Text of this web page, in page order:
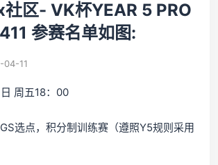
区- VK杯YEAR 5 PRO
参赛名单如图:
04-11
周五18：00
选点，积分制训练赛（遵照Y5规则采用